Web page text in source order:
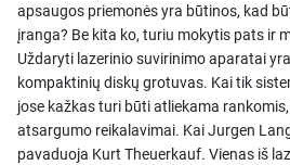
apsaugos priemonės yra būtinos, kad
įranga? Be kita ko, turiu mokytis pats ir
Uždaryti lazerinio suvirinimo aparatai
kompaktinių diskų grotuvas. Kai tik
jose kažkas turi būti atliekama
atsargumo reikalavimai. Kai Jurgen
pavaduoja Kurt Theuerkauf. Vienas iš